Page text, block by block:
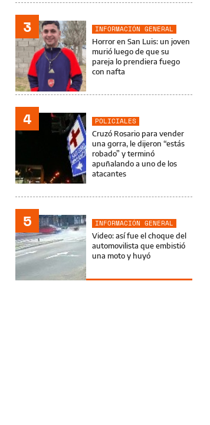
3
INFORMACIÓN GENERAL
Horror en San Luis: un joven
murió luego de que su
pareja lo prendiera fuego
con nafta
4
POLICIALES
Cruzó Rosario para vender
una gorra, le dijeron “estás
robado” y terminó
apuñalando a uno de los
atacantes
5
INFORMACIÓN GENERAL
Video: así fue el choque del
automovilista que embistió
una moto y huyó